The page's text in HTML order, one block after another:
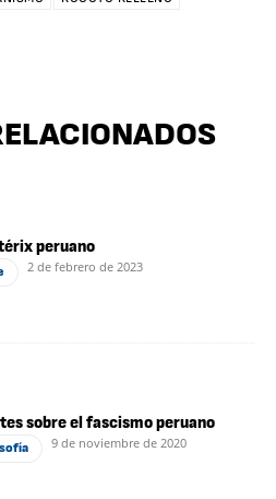
peruano
2 de febrero de 2023
sobre el fascismo peruano
9 de noviembre de 2020